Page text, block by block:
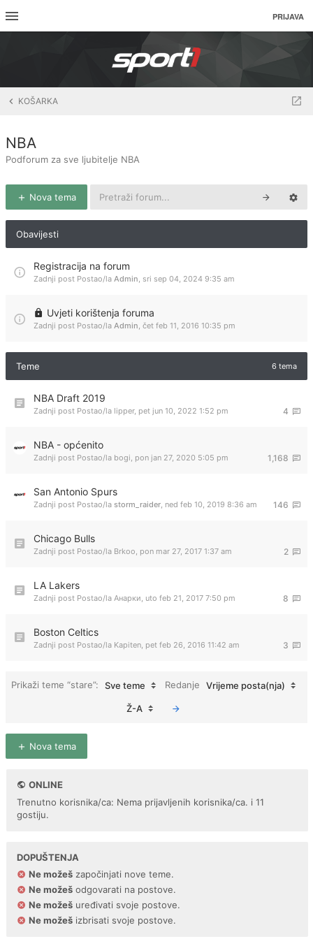
PRIJAVA
KOŠARKA
NBA
Podforum za sve ljubitelje NBA
Nova tema
Obavijesti
Registracija na forum
Zadnji post Postao/la Admin, sri sep 04, 2024 9:35 am
Uvjeti korištenja foruma
Zadnji post Postao/la Admin, čet feb 11, 2016 10:35 pm
Teme 6 tema
NBA Draft 2019
4
Zadnji post Postao/la lipper, pet jun 10, 2022 1:52 pm
NBA - općenito
1,168
Zadnji post Postao/la bogi, pon jan 27, 2020 5:05 pm
San Antonio Spurs
146
Zadnji post Postao/la storm_raider, ned feb 10, 2019 8:36 am
Chicago Bulls
2
Zadnji post Postao/la Brkoo, pon mar 27, 2017 1:37 am
LA Lakers
8
Zadnji post Postao/la Анарки, uto feb 21, 2017 7:50 pm
Boston Celtics
3
Zadnji post Postao/la Kapiten, pet feb 26, 2016 11:42 am
Prikaži teme “stare”: Sve teme Redanje Vrijeme posta(nja)
Ž-A
Nova tema
ONLINE
Trenutno korisnika/ca: Nema prijavljenih korisnika/ca. i 11
gostiju.
DOPUŠTENJA
Ne možeš započinjati nove teme.
Ne možeš odgovarati na postove.
Ne možeš uređivati svoje postove.
Ne možeš izbrisati svoje postove.